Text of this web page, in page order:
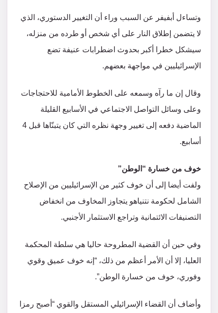
وتساءل أبفيفر عن السبب وراء أن التغيير الدستوري، الذي
لا يتضمن إطلاق النار على أي شخص أو طرده من منزله،
سيشكل خطرا أكبر بحدوث اضطرابات عنيفة تضع
الإسرائيليين في مواجهة بعضهم.
وقال إن ما رآه وسمعه على الخطوط الأمامية للاحتجاجات
وعلى وسائل التواصل الاجتماعي في الأسابيع القليلة
الماضية دفعه إلى تغيير وجهة نظره التي كان يتبنّاها قبل 4
أسابيع.
خوف من خسارة “الوطن”
ولفت أيضا إلى أن خوف كثير من الإسرائيليين من الإصلاح
الشامل لحكومة نتنياهو يتجاوز المخاوف من انخفاض
التصنيفات الائتمانية وتراجع الاستثمار الأجنبي.
وفي حين أن القضية المطروحة حاليا هي سلطة المحكمة
العليا، إلا أن الأمر أعظم من ذلك، “إنه خوف عميق وقوي
وفوري، خوف من خسارة الوطن”.
وأضاف أن القضاء الإسرائيلي المستقل والقوي “أصبح رمزا